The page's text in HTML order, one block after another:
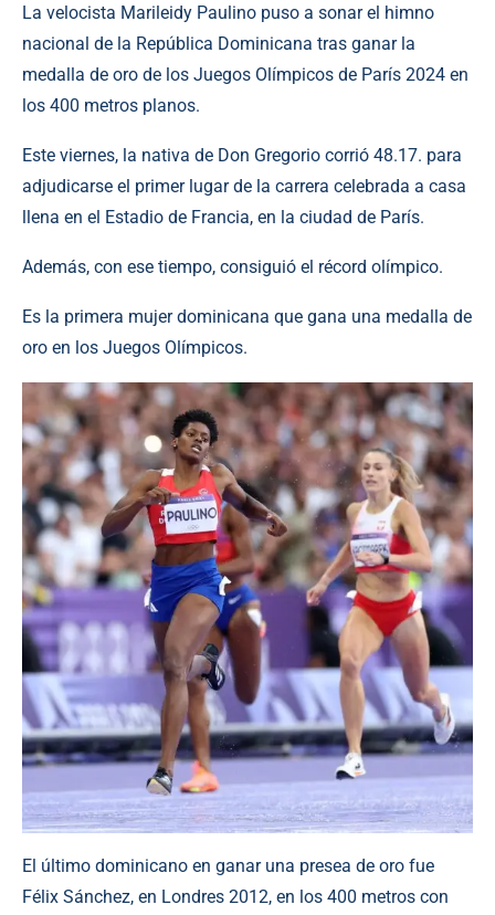
La velocista Marileidy Paulino puso a sonar el himno
nacional de la República Dominicana tras ganar la
medalla de oro de los Juegos Olímpicos de París 2024 en
los 400 metros planos.
Este viernes, la nativa de Don Gregorio corrió 48.17. para
adjudicarse el primer lugar de la carrera celebrada a casa
llena en el Estadio de Francia, en la ciudad de París.
Además, con ese tiempo, consiguió el récord olímpico.
Es la primera mujer dominicana que gana una medalla de
oro en los Juegos Olímpicos.
El último dominicano en ganar una presea de oro fue
Félix Sánchez, en Londres 2012, en los 400 metros con